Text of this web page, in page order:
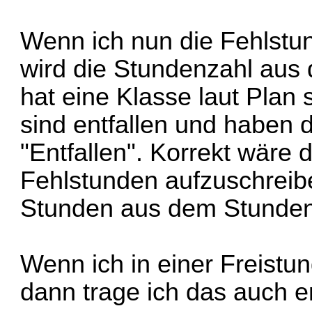
Wenn ich nun die
wird die Stundenzahl
hat eine Klasse laut Plan
sind entfallen und haben
"Entfallen". Korrekt wäre
Fehlstunden
Stunden aus dem
Wenn ich in einer
dann trage ich das auch